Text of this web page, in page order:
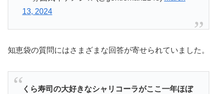
13, 2024
知恵袋の質問にはさまざまな回答が寄せられていました。
くら寿司の大好きなシャリコーラがここ一年ほぼ